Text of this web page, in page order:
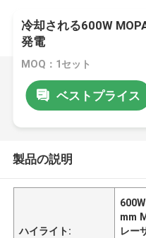
冷却される600W
発電
MOQ：1セット
ベストプライス
製品の説明
ハイライト:
mm
レー